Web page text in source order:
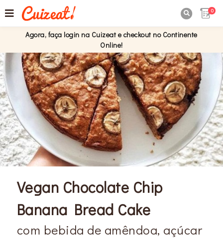
0
Agora, faça login na Cuizeat e checkout no Continente
Online!
Vegan Chocolate Chip
Banana Bread Cake
com bebida de amêndoa, açúcar